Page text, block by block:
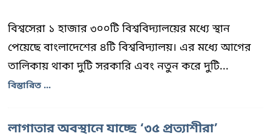
বিশ্বসেরা ১ হাজার ৩০০টি বিশ্ববিদ্যালয়ের মধ্যে স্থান
পেয়েছে বাংলাদেশের ৪টি বিশ্ববিদ্যালয়। এর মধ্যে আগের
তালিকায় থাকা দুটি সরকারি এবং নতুন করে দুটি...
বিস্তারিত ...
লাগাতার অবস্থানে যাচ্ছে ‘৩৫ প্রত্যাশীরা’